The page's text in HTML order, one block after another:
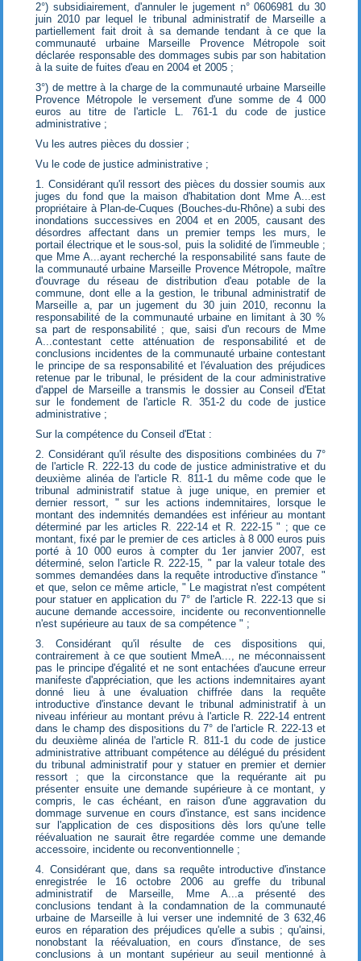
2°) subsidiairement, d'annuler le jugement n° 0606981 du 30
juin 2010 par lequel le tribunal administratif de Marseille a
partiellement fait droit à sa demande tendant à ce que la
communauté urbaine Marseille Provence Métropole soit
déclarée responsable des dommages subis par son habitation
à la suite de fuites d'eau en 2004 et 2005 ;
3°) de mettre à la charge de la communauté urbaine Marseille
Provence Métropole le versement d'une somme de 4 000
euros au titre de l'article L. 761-1 du code de justice
administrative ;
Vu les autres pièces du dossier ;
Vu le code de justice administrative ;
1. Considérant qu'il ressort des pièces du dossier soumis aux
juges du fond que la maison d'habitation dont Mme A...est
propriétaire à Plan-de-Cuques (Bouches-du-Rhône) a subi des
inondations successives en 2004 et en 2005, causant des
désordres affectant dans un premier temps les murs, le
portail électrique et le sous-sol, puis la solidité de l'immeuble ;
que Mme A...ayant recherché la responsabilité sans faute de
la communauté urbaine Marseille Provence Métropole, maître
d'ouvrage du réseau de distribution d'eau potable de la
commune, dont elle a la gestion, le tribunal administratif de
Marseille a, par un jugement du 30 juin 2010, reconnu la
responsabilité de la communauté urbaine en limitant à 30 %
sa part de responsabilité ; que, saisi d'un recours de Mme
A...contestant cette atténuation de responsabilité et de
conclusions incidentes de la communauté urbaine contestant
le principe de sa responsabilité et l'évaluation des préjudices
retenue par le tribunal, le président de la cour administrative
d'appel de Marseille a transmis le dossier au Conseil d'Etat
sur le fondement de l'article R. 351-2 du code de justice
administrative ;
Sur la compétence du Conseil d'Etat :
2. Considérant qu'il résulte des dispositions combinées du 7°
de l'article R. 222-13 du code de justice administrative et du
deuxième alinéa de l'article R. 811-1 du même code que le
tribunal administratif statue à juge unique, en premier et
dernier ressort, " sur les actions indemnitaires, lorsque le
montant des indemnités demandées est inférieur au montant
déterminé par les articles R. 222-14 et R. 222-15 " ; que ce
montant, fixé par le premier de ces articles à 8 000 euros puis
porté à 10 000 euros à compter du 1er janvier 2007, est
déterminé, selon l'article R. 222-15, " par la valeur totale des
sommes demandées dans la requête introductive d'instance "
et que, selon ce même article, " Le magistrat n'est compétent
pour statuer en application du 7° de l'article R. 222-13 que si
aucune demande accessoire, incidente ou reconventionnelle
n'est supérieure au taux de sa compétence " ;
3. Considérant qu'il résulte de ces dispositions qui,
contrairement à ce que soutient MmeA..., ne méconnaissent
pas le principe d'égalité et ne sont entachées d'aucune erreur
manifeste d'appréciation, que les actions indemnitaires ayant
donné lieu à une évaluation chiffrée dans la requête
introductive d'instance devant le tribunal administratif à un
niveau inférieur au montant prévu à l'article R. 222-14 entrent
dans le champ des dispositions du 7° de l'article R. 222-13 et
du deuxième alinéa de l'article R. 811-1 du code de justice
administrative attribuant compétence au délégué du président
du tribunal administratif pour y statuer en premier et dernier
ressort ; que la circonstance que la requérante ait pu
présenter ensuite une demande supérieure à ce montant, y
compris, le cas échéant, en raison d'une aggravation du
dommage survenue en cours d'instance, est sans incidence
sur l'application de ces dispositions dès lors qu'une telle
réévaluation ne saurait être regardée comme une demande
accessoire, incidente ou reconventionnelle ;
4. Considérant que, dans sa requête introductive d'instance
enregistrée le 16 octobre 2006 au greffe du tribunal
administratif de Marseille, Mme A...a présenté des
conclusions tendant à la condamnation de la communauté
urbaine de Marseille à lui verser une indemnité de 3 632,46
euros en réparation des préjudices qu'elle a subis ; qu'ainsi,
nonobstant la réévaluation, en cours d'instance, de ses
conclusions à un montant supérieur au seuil mentionné à